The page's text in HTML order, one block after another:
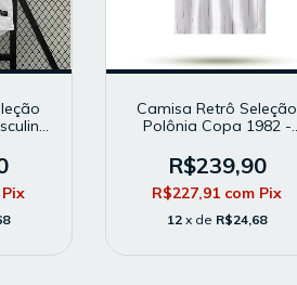
Pix
Camisa Retrô Seleção
Polônia Copa 1982 -
Torcedor - Branca
R$239,90
R$227,91 com Pix
12 x de R$24,68